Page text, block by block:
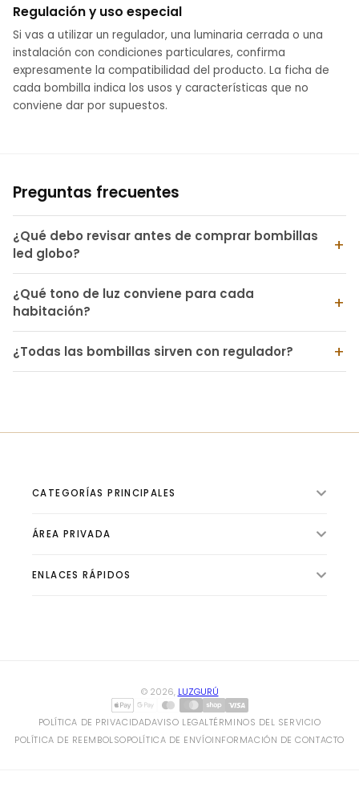
Regulación y uso especial
Si vas a utilizar un regulador, una luminaria cerrada o una
instalación con condiciones particulares, confirma
expresamente la compatibilidad del producto. La ficha de
cada bombilla indica los usos y características que no
conviene dar por supuestos.
Preguntas frecuentes
¿Qué debo revisar antes de comprar bombillas
led globo?
¿Qué tono de luz conviene para cada
habitación?
¿Todas las bombillas sirven con regulador?
CATEGORÍAS PRINCIPALES
ILUMINACIÓN INTERIOR
HOGAR Y ELECTRICIDAD
ÁREA PRIVADA
🛍️ Tienda
ENLACES RÁPIDOS
© 2026, LUZGURÚ
POLÍTICA DE PRIVACIDADAVISO LEGALTÉRMINOS DEL SERVICIO
POLÍTICA DE REEMBOLSOPOLÍTICA DE ENVÍOINFORMACIÓN DE CONTACTO